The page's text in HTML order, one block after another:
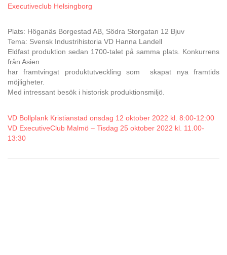
Executiveclub Helsingborg
Plats: Höganäs Borgestad AB, Södra Storgatan 12 Bjuv
Tema: Svensk Industrihistoria VD Hanna Landell
Eldfast produktion sedan 1700-talet på samma plats. Konkurrens
från Asien
har framtvingat produktutveckling som skapat nya framtids
möjligheter.
Med intressant besök i historisk produktionsmiljö.
VD Bollplank Kristianstad onsdag 12 oktober 2022 kl. 8:00-12:00
VD ExecutiveClub Malmö – Tisdag 25 oktober 2022 kl. 11.00-
13:30